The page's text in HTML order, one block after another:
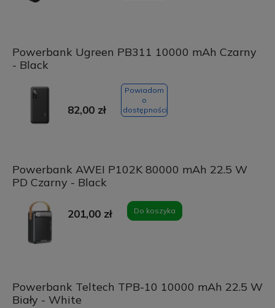
Powerbank Ugreen PB311 10000 mAh Czarny
- Black
82,00 zł
Powiadom
o
dostępności
Powerbank AWEI P102K 80000 mAh 22.5 W
PD Czarny - Black
201,00 zł Do koszyka
Powerbank Teltech TPB-10 10000 mAh 22.5 W
Biały - White